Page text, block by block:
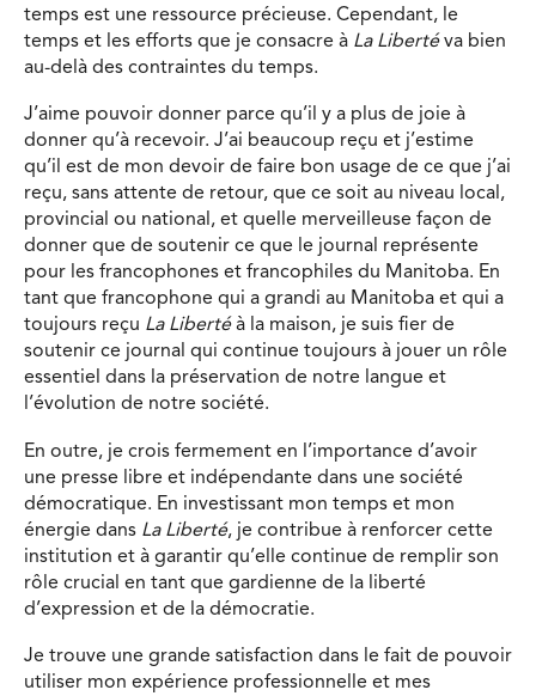
temps est une ressource précieuse. Cependant, le
temps et les efforts que je consacre à La Libertéva bien
au-delà des contraintes du temps.
J’aime pouvoir donner parce qu’il y a plus de joie à
donner qu’à recevoir. J’ai beaucoup reçu et j’estime
qu’il est de mon devoir de faire bon usage de ce que j’ai
reçu, sans attente de retour, que ce soit au niveau local,
provincial ou national, et quelle merveilleuse façon de
donner que de soutenir ce que le journal représente
pour les francophones et francophiles du Manitoba. En
tant que francophone qui a grandi au Manitoba et qui a
toujours reçu La Libertéà la maison, je suis fier de
soutenir ce journal qui continue toujours à jouer un rôle
essentiel dans la préservation de notre langue et
l’évolution de notre société.
En outre, je crois fermement en l’importance d’avoir
une presse libre et indépendante dans une société
démocratique. En investissant mon temps et mon
énergie dans La Liberté, je contribue à renforcer cette
institution et à garantir qu’elle continue de remplir son
rôle crucial en tant que gardienne de la liberté
d’expression et de la démocratie.
Je trouve une grande satisfaction dans le fait de pouvoir
utiliser mon expérience professionnelle et mes